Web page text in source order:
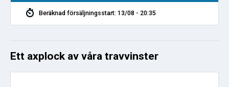
Beräknad försäljningsstart: 13/08 - 20:35
Ett axplock av våra travvinster